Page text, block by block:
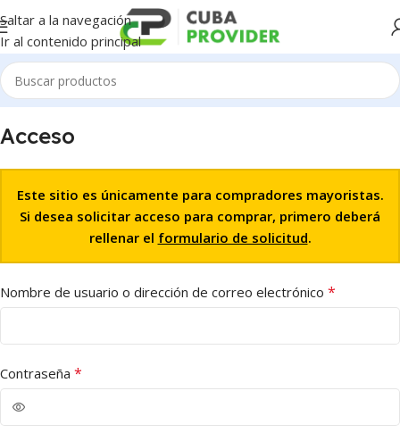
Saltar a la navegación
Ir al contenido principal
Acceso
Este sitio es únicamente para compradores mayoristas.
Si desea solicitar acceso para comprar, primero deberá
rellenar el formulario de solicitud.
Nombre de usuario o dirección de correo electrónico *
Contraseña *